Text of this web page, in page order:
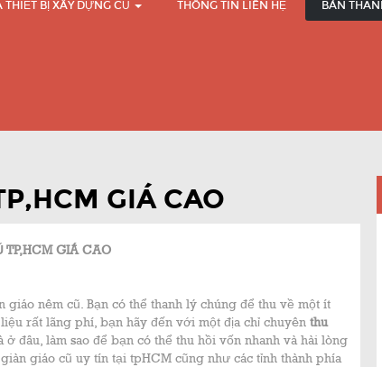
THIẾT BỊ XÂY DỰNG CŨ THÔNG TIN LIÊN HỆ BÁN
GIÁ CAO
TP,HCM GIÁ CAO
nêm cũ. Bạn có thể thanh lý chúng để thu về một ít
rất lãng phí, bạn hãy đến với một địa chỉ chuyên thu
đâu, làm sao để bạn có thể thu hồi vốn nhanh và hài lòng
giáo cũ uy tín tại tpHCM cũng như các tỉnh thành phía